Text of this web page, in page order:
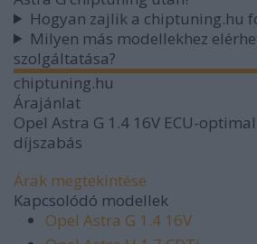
Hogyan zajlik a chiptuning.hu
Milyen más modellekhez
szolgáltatása?
chiptuning.hu
Árajánlat
Opel Astra G 1.4 16V ECU-
díjszabás
Árak megtekintése
Kapcsolódó modellek
Opel Astra G 1.4 16V